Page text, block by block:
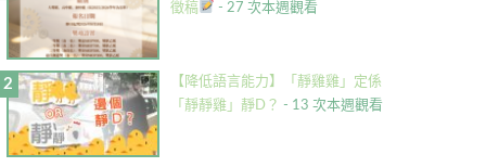
徵稿
- 27 次本週觀看
【降低語言能力】「靜雞雞」定係
「靜靜雞」靜D？ - 13 次本週觀看